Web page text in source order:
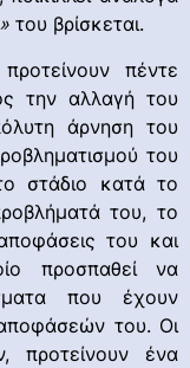
του βρίσκεται.
πέντε
την αλλαγή του
άρνηση του
του
στάδιο κατά το
του, το
του και
προσπαθεί να
που έχουν
του. Οι
προτείνουν ένα